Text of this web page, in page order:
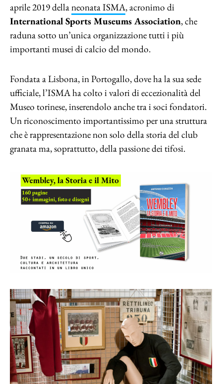
aprile 2019 dellaneonata ISMA, acronimo di
International Sports Museums Association, che
raduna sotto un’unica organizzazione tutti i più
importanti musei di calcio del mondo.
Fondata a Lisbona, in Portogallo, dove ha la sua sede
ufficiale, l’ISMA ha colto i valori di eccezionalità del
Museo torinese, inserendolo anche tra i soci fondatori.
Un riconoscimento importantissimo per una struttura
che è rappresentazione non solo della storia del club
granata ma, soprattutto, della passione dei tifosi.